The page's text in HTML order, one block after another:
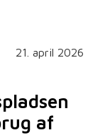
21. april 2026
af